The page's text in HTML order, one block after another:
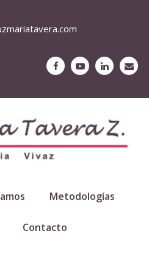
Metodologías
Contacto